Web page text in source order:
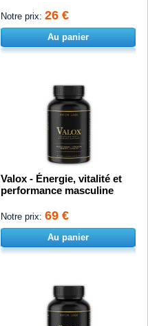
Notre prix: 26 €
Au panier
Valox - Énergie, vitalité et
performance masculine
Notre prix: 69 €
Au panier